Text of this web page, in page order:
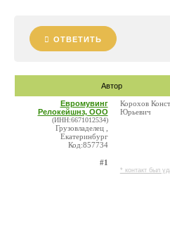
ОТВЕТИТЬ
Автор
Евромувинг
Релокейшнз, ООО
(ИНН:6671012534)
Грузовладелец ,
Екатеринбург
Код:857734
#1
Корохов
Юрьевич
* контакт был